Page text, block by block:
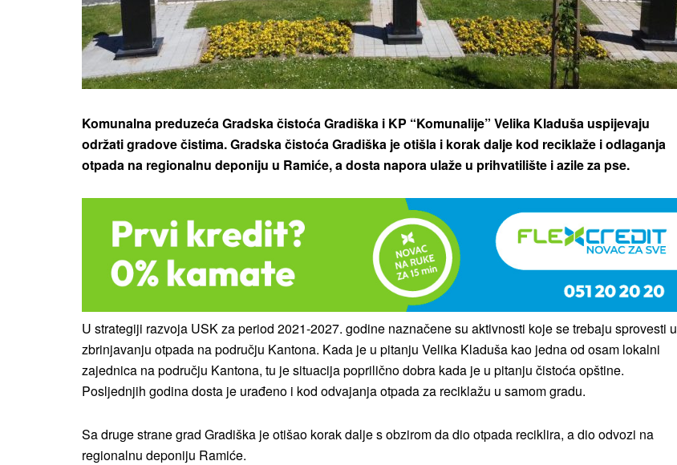
Komunalna preduzeća Gradska čistoća Gradiška i KP “Komunalije” Velika Kladuša uspijevaju
održati gradove čistima. Gradska čistoća Gradiška je otišla i korak dalje kod reciklaže i odlaganja
otpada na regionalnu deponiju u Ramiće, a dosta napora ulaže u prihvatilište i azile za pse.
U strategiji razvoja USK za period 2021-2027. godine naznačene su aktivnosti koje se trebaju sprovesti u
zbrinjavanju otpada na području Kantona. Kada je u pitanju Velika Kladuša kao jedna od osam lokalni
zajednica na području Kantona, tu je situacija poprilično dobra kada je u pitanju čistoća opštine.
Posljednjih godina dosta je urađeno i kod odvajanja otpada za reciklažu u samom gradu.
Sa druge strane grad Gradiška je otišao korak dalje s obzirom da dio otpada reciklira, a dio odvozi na
regionalnu deponiju Ramiće.